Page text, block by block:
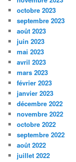
octobre 2023
septembre 2023
août 2023
juin 2023
mai 2023
avril 2023
mars 2023
février 2023
janvier 2023
décembre 2022
novembre 2022
octobre 2022
septembre 2022
août 2022
juillet 2022